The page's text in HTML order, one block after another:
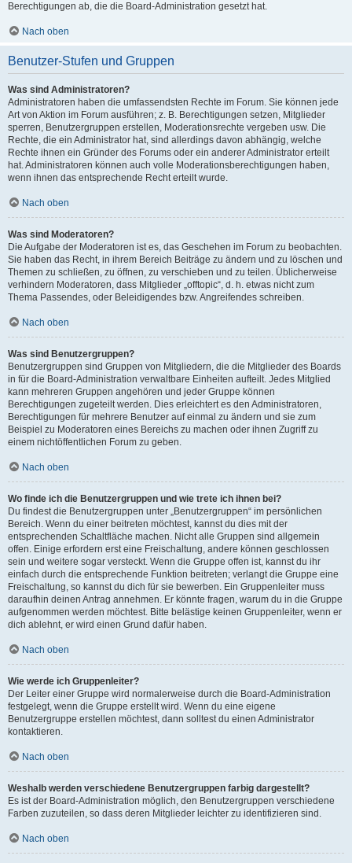
Berechtigungen ab, die die Board-Administration gesetzt hat.
Nach oben
Benutzer-Stufen und Gruppen
Was sind Administratoren?
Administratoren haben die umfassendsten Rechte im Forum. Sie können jede
Art von Aktion im Forum ausführen; z. B. Berechtigungen setzen, Mitglieder
sperren, Benutzergruppen erstellen, Moderationsrechte vergeben usw. Die
Rechte, die ein Administrator hat, sind allerdings davon abhängig, welche
Rechte ihnen ein Gründer des Forums oder ein anderer Administrator erteilt
hat. Administratoren können auch volle Moderationsberechtigungen haben,
wenn ihnen das entsprechende Recht erteilt wurde.
Nach oben
Was sind Moderatoren?
Die Aufgabe der Moderatoren ist es, das Geschehen im Forum zu beobachten.
Sie haben das Recht, in ihrem Bereich Beiträge zu ändern und zu löschen und
Themen zu schließen, zu öffnen, zu verschieben und zu teilen. Üblicherweise
verhindern Moderatoren, dass Mitglieder „offtopic“, d. h. etwas nicht zum
Thema Passendes, oder Beleidigendes bzw. Angreifendes schreiben.
Nach oben
Was sind Benutzergruppen?
Benutzergruppen sind Gruppen von Mitgliedern, die die Mitglieder des Boards
in für die Board-Administration verwaltbare Einheiten aufteilt. Jedes Mitglied
kann mehreren Gruppen angehören und jeder Gruppe können
Berechtigungen zugeteilt werden. Dies erleichtert es den Administratoren,
Berechtigungen für mehrere Benutzer auf einmal zu ändern und sie zum
Beispiel zu Moderatoren eines Bereichs zu machen oder ihnen Zugriff zu
einem nichtöffentlichen Forum zu geben.
Nach oben
Wo finde ich die Benutzergruppen und wie trete ich ihnen bei?
Du findest die Benutzergruppen unter „Benutzergruppen“ im persönlichen
Bereich. Wenn du einer beitreten möchtest, kannst du dies mit der
entsprechenden Schaltfläche machen. Nicht alle Gruppen sind allgemein
offen. Einige erfordern erst eine Freischaltung, andere können geschlossen
sein und weitere sogar versteckt. Wenn die Gruppe offen ist, kannst du ihr
einfach durch die entsprechende Funktion beitreten; verlangt die Gruppe eine
Freischaltung, so kannst du dich für sie bewerben. Ein Gruppenleiter muss
daraufhin deinen Antrag annehmen. Er könnte fragen, warum du in die Gruppe
aufgenommen werden möchtest. Bitte belästige keinen Gruppenleiter, wenn er
dich ablehnt, er wird einen Grund dafür haben.
Nach oben
Wie werde ich Gruppenleiter?
Der Leiter einer Gruppe wird normalerweise durch die Board-Administration
festgelegt, wenn die Gruppe erstellt wird. Wenn du eine eigene
Benutzergruppe erstellen möchtest, dann solltest du einen Administrator
kontaktieren.
Nach oben
Weshalb werden verschiedene Benutzergruppen farbig dargestellt?
Es ist der Board-Administration möglich, den Benutzergruppen verschiedene
Farben zuzuteilen, so dass deren Mitglieder leichter zu identifizieren sind.
Nach oben